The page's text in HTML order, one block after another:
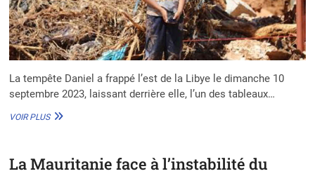
La tempête Daniel a frappé l’est de la Libye le dimanche 10
septembre 2023, laissant derrière elle, l’un des tableaux…
VOIR PLUSLYBIE
TEMPÊTE
La Mauritanie face à l’instabilité du